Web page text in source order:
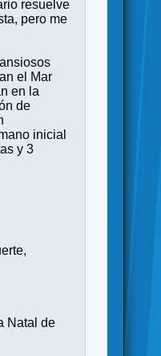
resuelve
pero me
el Mar
en la
de
inicial
y 3
Natal de